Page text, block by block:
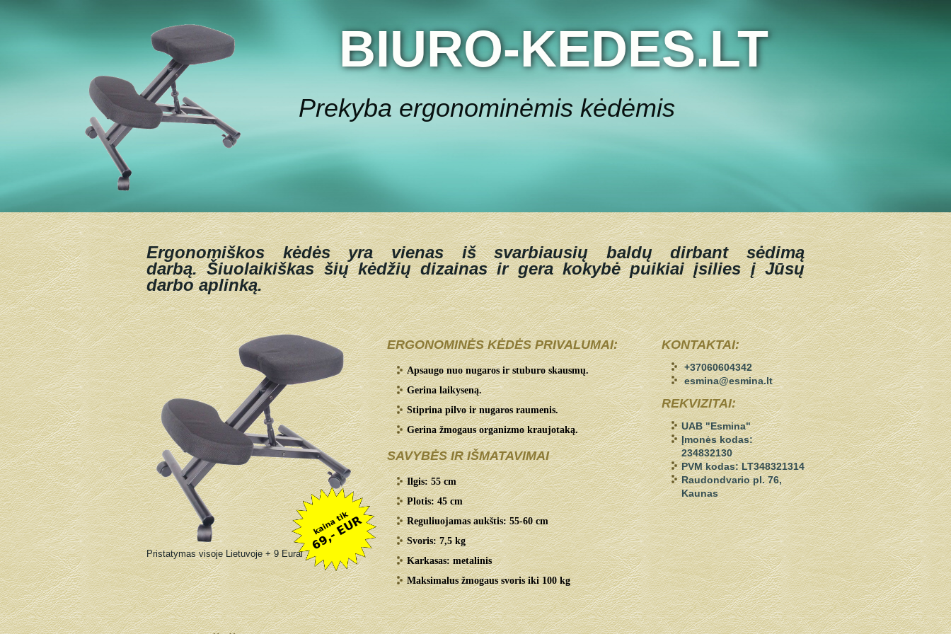
BIURO-KEDES.LT
Prekyba ergonominėmis kėdėmis
Ergonomiškos kėdės yra vienas iš svarbiausių baldų dirbant sėdimą
darbą.Šiuolaikiškas šių kėdžių dizainas ir gera kokybė puikiai įsilies į Jūsų
darbo aplinką.
Pristatymas visoje Lietuvoje + 9 Eurai
ERGONOMINĖS KĖDĖS PRIVALUMAI:
Apsaugo nuo nugaros ir stuburo skausmų.
Gerina laikyseną.
Stiprina pilvo ir nugaros raumenis.
Gerina žmogaus organizmo kraujotaką.
SAVYBĖS IR IŠMATAVIMAI
Ilgis: 55 cm
Plotis: 45 cm
Reguliuojamas aukštis: 55-60 cm
Svoris: 7,5 kg
Karkasas: metalinis
Maksimalus žmogaus svoris iki 100 kg
KONTAKTAI:
+37060604342
esmina@esmina.lt
REKVIZITAI:
UAB "Esmina"
Įmonės kodas:
234832130
PVM kodas: LT348321314
Raudondvario pl. 76,
Kaunas